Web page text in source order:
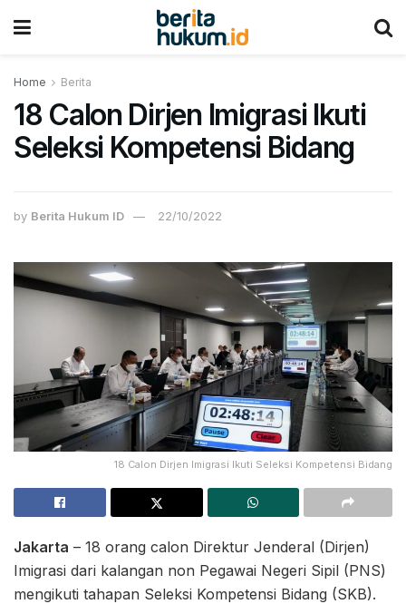
Home Berita
18 Calon Dirjen Imigrasi Ikuti
Seleksi Kompetensi Bidang
by Berita Hukum ID 22/10/2022
18 Calon Dirjen Imigrasi Ikuti Seleksi Kompetensi Bidang
Jakarta – 18 orang calon Direktur Jenderal (Dirjen)
Imigrasi dari kalangan non Pegawai Negeri Sipil (PNS)
mengikuti tahapan Seleksi Kompetensi Bidang (SKB).